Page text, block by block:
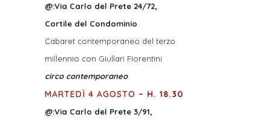
@:Via Carlo del Prete 24/72,
Cortile del Condominio
Cabaret contemporaneo del terzo
millennio con Giullari Fiorentini
circo contemporaneo
MARTEDÌ 4 AGOSTO – H. 18.30
@:Via Carlo del Prete 3/91,